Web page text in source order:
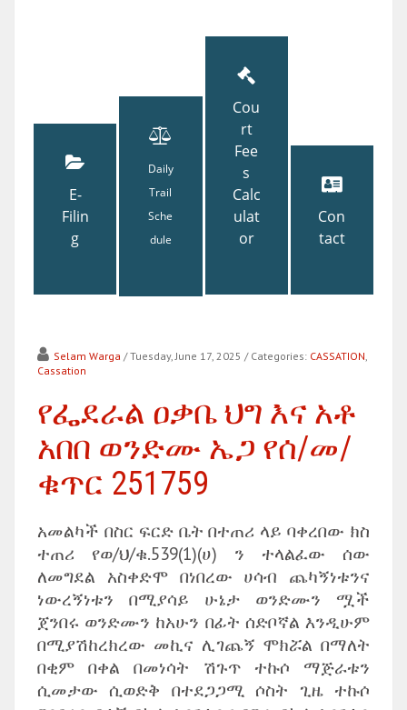
E-
Filin
g
Daily
Trail
Sche
dule
Cou
rt
Fee
s
Calc
ulat
or
Con
tact
Selam Warga / Tuesday, June 17, 2025 / Categories: CASSATION,
Cassation
የፌደራል ዐቃቤ ህግ እና አቶ
አበበ ወንድሙ ኤጋ የሰ/መ/
ቁጥር 251759
አመልካች በስር ፍርድ ቤት በተጠሪ ላይ ባቀረበው ክስ
ተጠሪ የወ/ህ/ቁ.539(1)(ሀ) ን ተላልፈው ሰው
ለመግደል አስቀድሞ በነበረው ሀሳብ ጨካኝነቱንና
ነውረኝነቱን በሚያሳይ ሁኔታ ወንድሙን ሟች
ጀንበሩ ወንድሙን ከአሁን በፊት ሰድቦኛል እንዲሁም
በሚያሽከረክረው መኪና ሊገጨኝ ሞክሯል በማለት
በቂም በቀል በመነሳት ሽጉጥ ተኩሶ ማጅራቱን
ሲመታው ሲወድቅ በተደጋጋሚ ሶስት ጊዜ ተኩሶ